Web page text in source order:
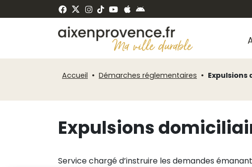
Accueil Démarches réglementaires Expulsions
Expulsions
Service chargé d’instruire les demandes
de
Panneau de gestion des cookies